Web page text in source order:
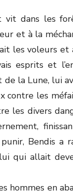
dans les
et à la
les voleurs et
esprits et
de la Lune, lui
les
les divers
Bendis a
qui allait
hommes en